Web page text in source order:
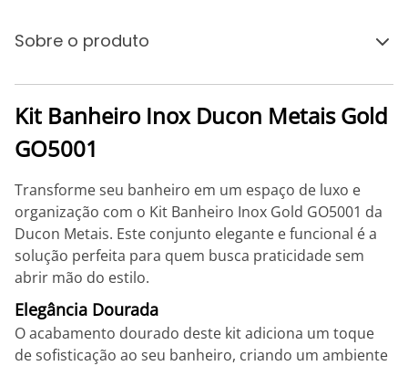
Sobre o produto
Kit Banheiro Inox Ducon Metais Gold
GO5001
Transforme seu banheiro em um espaço de luxo e
organização com o Kit Banheiro Inox Gold GO5001 da
Ducon Metais. Este conjunto elegante e funcional é a
solução perfeita para quem busca praticidade sem
abrir mão do estilo.
Elegância Dourada
O acabamento dourado deste kit adiciona um toque
de sofisticação ao seu banheiro, criando um ambiente